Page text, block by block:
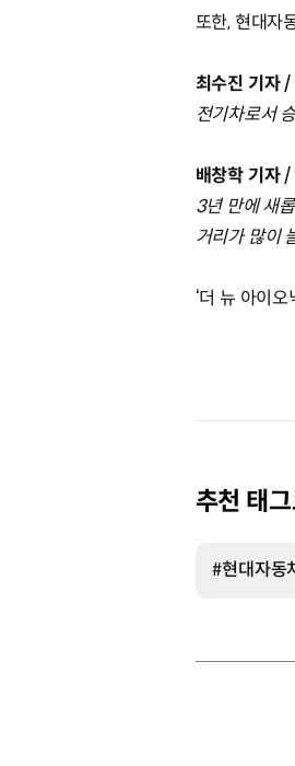
또한, 현대자
최수진 기자 /
전기차로서
배창학 기자
3년 만에 새
거리가 많이
‘더 뉴 아이
추천 태
#현대자동